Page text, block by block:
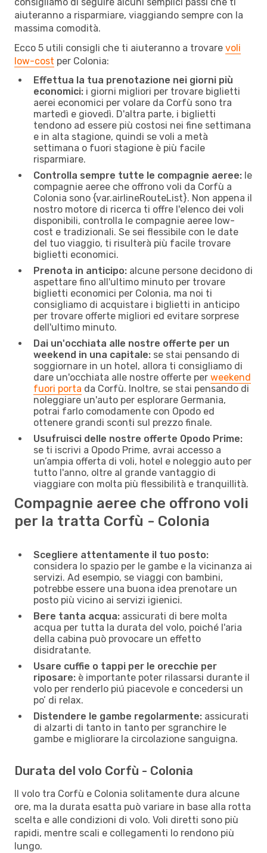
aiuteranno a risparmiare, viaggiando sempre con la
massima comodità.
Ecco 5 utili consigli che ti aiuteranno a trovare voli
low-cost per Colonia:
Effettua la tua prenotazione nei giorni più
economici: i giorni migliori per trovare biglietti
aerei economici per volare da Corfù sono tra
martedì e giovedì. D'altra parte, i biglietti
tendono ad essere più costosi nei fine settimana
e in alta stagione, quindi se voli a metà
settimana o fuori stagione è più facile
risparmiare.
Controlla sempre tutte le compagnie aeree: le
compagnie aeree che offrono voli da Corfù a
Colonia sono {​var.airlineRouteList}. Non appena il
nostro motore di ricerca ti offre l'elenco dei voli
disponibili, controlla le compagnie aeree low-
cost e tradizionali. Se sei flessibile con le date
del tuo viaggio, ti risulterà più facile trovare
biglietti economici.
Prenota in anticipo: alcune persone decidono di
aspettare fino all'ultimo minuto per trovare
biglietti economici per Colonia, ma noi ti
consigliamo di acquistare i biglietti in anticipo
per trovare offerte migliori ed evitare sorprese
dell'ultimo minuto.
Dai un'occhiata alle nostre offerte per un
weekend in una capitale: se stai pensando di
soggiornare in un hotel, allora ti consigliamo di
dare un'occhiata alle nostre offerte per weekend
fuori porta da Corfù. Inoltre, se stai pensando di
noleggiare un'auto per esplorare Germania,
potrai farlo comodamente con Opodo ed
ottenere grandi sconti sul prezzo finale.
Usufruisci delle nostre offerte Opodo Prime:
se ti iscrivi a Opodo Prime, avrai accesso a
un’ampia offerta di voli, hotel e noleggio auto per
tutto l'anno, oltre al grande vantaggio di
viaggiare con molta più flessibilità e tranquillità.
Compagnie aeree che offrono voli
per la tratta Corfù - Colonia
Scegliere attentamente il tuo posto:
considera lo spazio per le gambe e la vicinanza ai
servizi. Ad esempio, se viaggi con bambini,
potrebbe essere una buona idea prenotare un
posto più vicino ai servizi igienici.
Bere tanta acqua: assicurati di bere molta
acqua per tutta la durata del volo, poiché l'aria
della cabina può provocare un effetto
disidratante.
Usare cuffie o tappi per le orecchie per
riposare: è importante poter rilassarsi durante il
volo per renderlo piú piacevole e concedersi un
po’ di relax.
Distendere le gambe regolarmente: assicurati
di alzarti di tanto in tanto per sgranchire le
gambe e migliorare la circolazione sanguigna.
Durata del volo Corfù - Colonia
Il volo tra Corfù e Colonia solitamente dura alcune
ore, ma la durata esatta può variare in base alla rotta
scelta e alle condizioni di volo. Voli diretti sono più
rapidi, mentre scali e collegamenti lo rendono più
lungo.